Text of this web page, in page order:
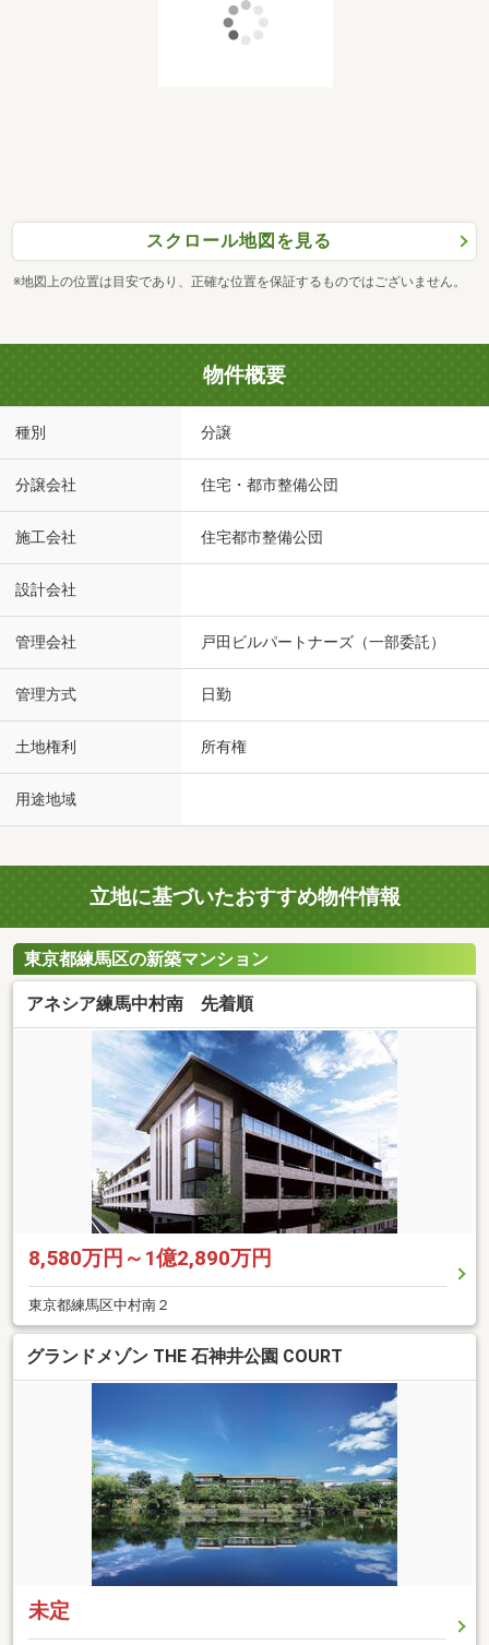
スクロール地図を見る
※地図上の位置は目安であり、正確な位置を保証するものではございません。
物件概要
種別 分譲
分譲会社 住宅・都市整備公団
施工会社 住宅都市整備公団
設計会社
管理会社 戸田ビルパートナーズ（一部委託）
管理方式 日勤
土地権利 所有権
用途地域
立地に基づいたおすすめ物件情報
東京都練馬区の新築マンション
アネシア練馬中村南 先着順
8,580万円～1億2,890万円
東京都練馬区中村南２
グランドメゾン THE 石神井公園 COURT
未定